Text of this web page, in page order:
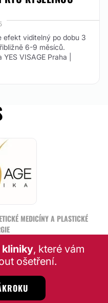
efekt viditelný po dobu 3
6-9 měsíců.
VISAGE Praha |
MEDICÍNY A PLASTICKÉ
kliniky, které vám
ošetření.